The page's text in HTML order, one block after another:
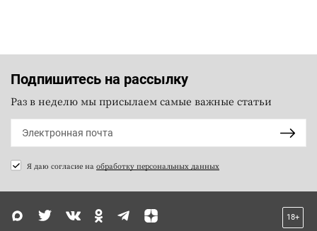
Подпишитесь на рассылку
Раз в неделю мы присылаем самые важные статьи
Я даю согласие на обработку персональных данных
18+